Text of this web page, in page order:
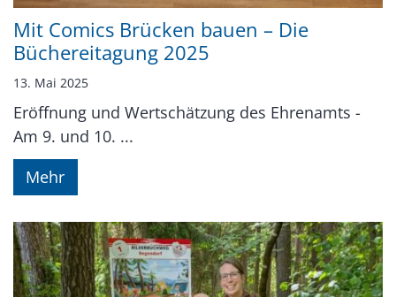
Mit Comics Brücken bauen – Die
Büchereitagung 2025
13. Mai 2025
Eröffnung und Wertschätzung des Ehrenamts -
Am 9. und 10. ...
Mehr